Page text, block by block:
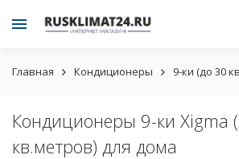
Главная Кондиционеры 9-ки (до 30
Кондиционеры 9-ки Xigma
кв.метров) для дома